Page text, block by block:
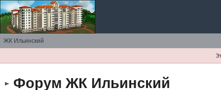
ЖК Ильинский
Форум ЖК Ильинский